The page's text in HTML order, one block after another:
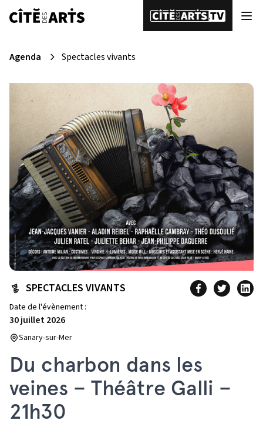
Agenda Spectacles vivants
SPECTACLES VIVANTS
Date de l'évènement :
30 juillet 2026
Sanary-sur-Mer
Du charbon dans les
veines – Théâtre Galli –
21h30